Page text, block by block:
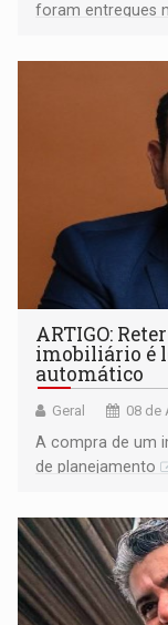
foram entregues
ARTIGO:
imobiliário é
automático
Geral 08 de
A compra de um
de planejamento